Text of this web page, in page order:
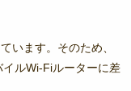
います。そのため、
ルWi-Fiルーターに差